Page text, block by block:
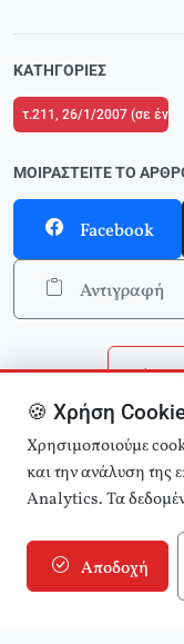
ΚΑΤΗΓΟΡΊΕΣ
τ.211, 26/1/2007 (σε
ΜΟΙΡΑΣΤΕΊΤΕ ΤΟ
Facebook
Αντιγραφή
🍪 Χρήση
Χρησιμοποιούμε
και την ανάλυση της
Analytics. Τα
Αποδοχή